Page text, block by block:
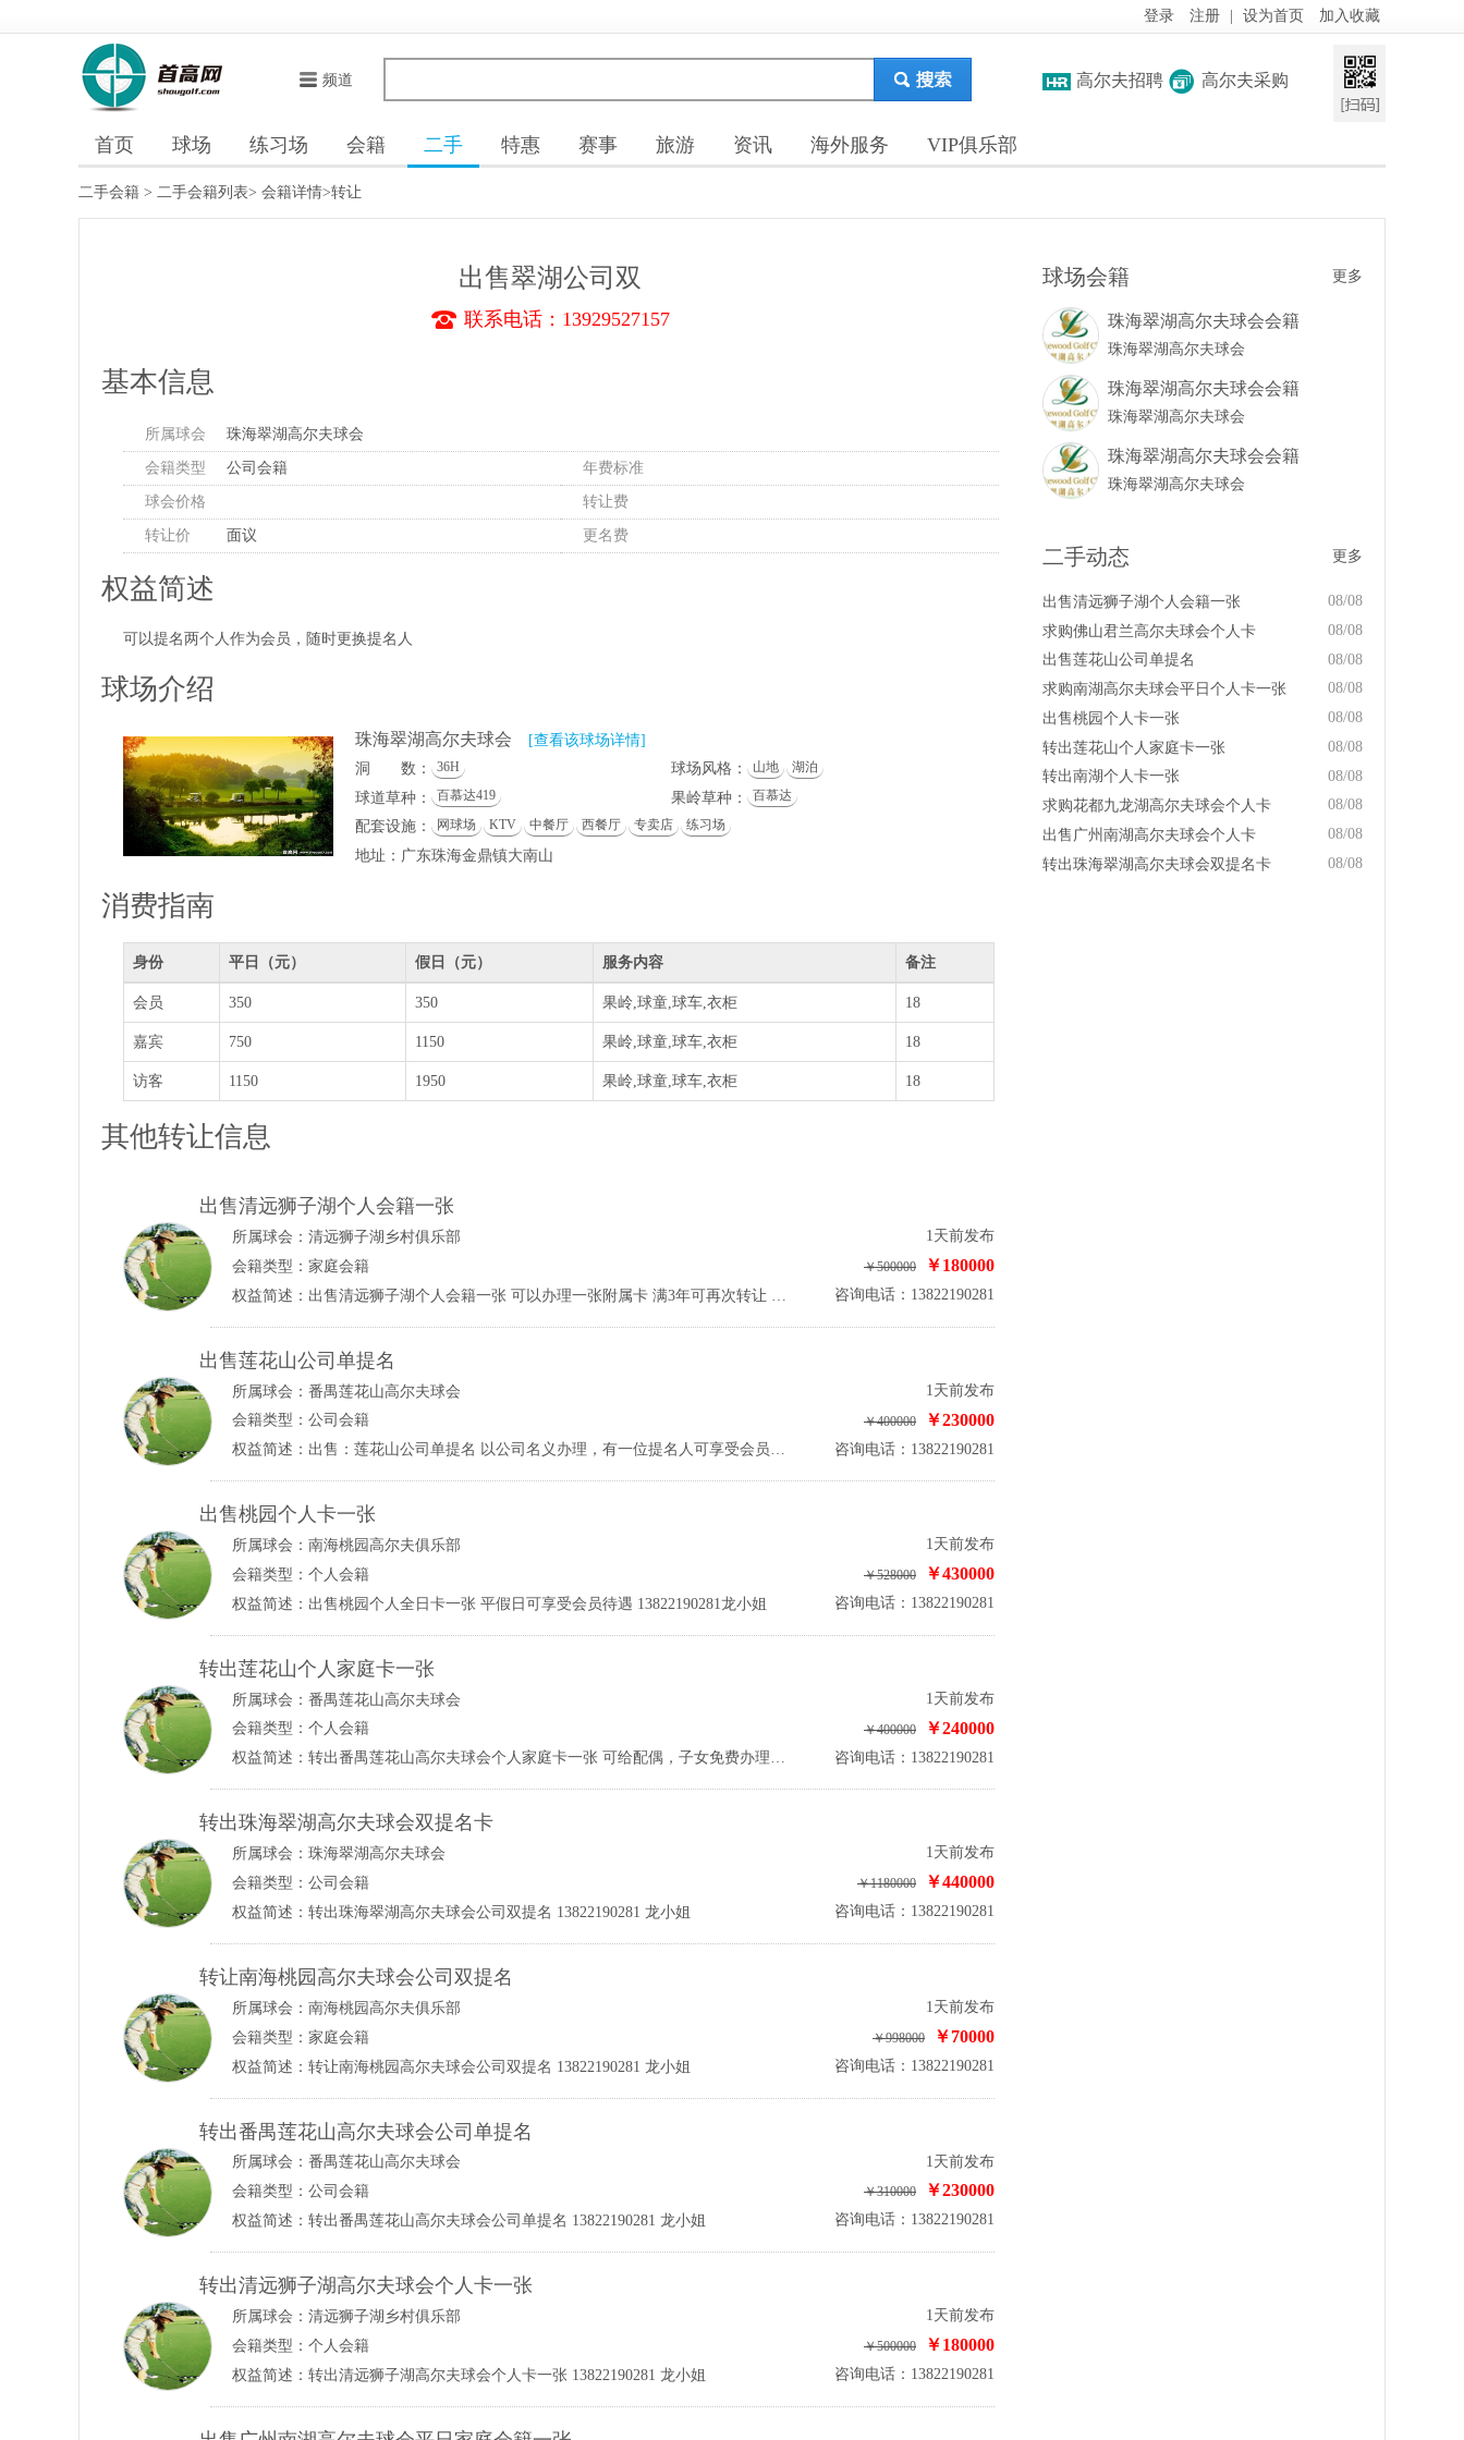
登录 注册 设为首页 加入收藏
高尔夫招聘 高尔夫采购
频道
首页 球场 练习场 会籍 二手 特惠 赛事 旅游 资讯 海外服务 VIP俱乐部
二手会籍 > 二手会籍列表> 会籍详情>转让
出售翠湖公司双
联系电话：13929527157
基本信息
所属球会 珠海翠湖高尔夫球会
会籍类型 公司会籍 年费标准
球会价格 转让费
转让价 面议 更名费
权益简述
可以提名两个人作为会员，随时更换提名人
球场介绍
珠海翠湖高尔夫球会
[查看该球场详情]
洞 数：
36H 球场风格： 山地 湖泊
球道草种： 百慕达419 果岭草种： 百慕达
配套设施： 网球场 KTV 中餐厅 西餐厅 专卖店 练习场
地址：广东珠海金鼎镇大南山
消费指南
身份 平日（元） 假日（元） 服务内容 备注
会员 350 350 果岭,球童,球车,衣柜 18
嘉宾 750 1150 果岭,球童,球车,衣柜 18
访客 1150 1950 果岭,球童,球车,衣柜 18
其他转让信息
出售清远狮子湖个人会籍一张
1天前发布
所属球会： 清远狮子湖乡村俱乐部
￥500000 ￥180000
会籍类型：家庭会籍
咨询电话：13822190281
出售莲花山公司单提名
1天前发布
所属球会： 番禺莲花山高尔夫球会
￥400000 ￥230000
会籍类型：公司会籍
咨询电话：13822190281
权益简述：出售：莲花山公司单提名 以公司名义办理，有一位提名人可享受会员价 提名人的配偶和子女（8-18周岁）可免办理附属卡 管理费7000元/年，附属卡免管理费 联系方式：13822190281 龙小姐
出售桃园个人卡一张
1天前发布
所属球会： 南海桃园高尔夫俱乐部
￥528000 ￥430000
会籍类型：个人会籍
咨询电话：13822190281
权益简述：出售桃园个人全日卡一张 平假日可享受会员待遇 13822190281龙小姐
转出莲花山个人家庭卡一张
1天前发布
所属球会： 番禺莲花山高尔夫球会
￥400000 ￥240000
会籍类型：个人会籍
咨询电话：13822190281
权益简述：转出番禺莲花山高尔夫球会个人家庭卡一张 可给配偶，子女免费办理附属卡 管理费7000元/年，附属卡免管理费 13822190281 龙小姐
转出珠海翠湖高尔夫球会双提名卡
1天前发布
所属球会： 珠海翠湖高尔夫球会
￥1180000 ￥440000
会籍类型：公司会籍
咨询电话：13822190281
权益简述：转出珠海翠湖高尔夫球会公司双提名 13822190281 龙小姐
转让南海桃园高尔夫球会公司双提名
1天前发布
所属球会： 南海桃园高尔夫俱乐部
￥998000 ￥70000
会籍类型：家庭会籍
咨询电话：13822190281
权益简述：转让南海桃园高尔夫球会公司双提名 13822190281 龙小姐
转出番禺莲花山高尔夫球会公司单提名
1天前发布
所属球会： 番禺莲花山高尔夫球会
￥310000 ￥230000
会籍类型：公司会籍
咨询电话：13822190281
权益简述：转出番禺莲花山高尔夫球会公司单提名 13822190281 龙小姐
转出清远狮子湖高尔夫球会个人卡一张
1天前发布
所属球会： 清远狮子湖乡村俱乐部
￥500000 ￥180000
会籍类型：个人会籍
咨询电话：13822190281
权益简述：转出清远狮子湖高尔夫球会个人卡一张 13822190281 龙小姐
更多
球场会籍
珠海翠湖高尔夫球会会籍
珠海翠湖高尔夫球会
珠海翠湖高尔夫球会会籍
珠海翠湖高尔夫球会
珠海翠湖高尔夫球会会籍
珠海翠湖高尔夫球会
更多
二手动态
08/08
出售清远狮子湖个人会籍一张
08/08
求购佛山君兰高尔夫球会个人卡
08/08
出售莲花山公司单提名
08/08
求购南湖高尔夫球会平日个人卡一张
08/08
出售桃园个人卡一张
08/08
转出莲花山个人家庭卡一张
08/08
转出南湖个人卡一张
08/08
求购花都九龙湖高尔夫球会个人卡
08/08
出售广州南湖高尔夫球会个人卡
08/08
转出珠海翠湖高尔夫球会双提名卡